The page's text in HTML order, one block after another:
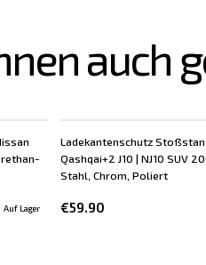
auch
Auf Lager
Ladekantenschutz
Qashqai+2 J10 | NJ10 SUV
Stahl, Chrom, Poliert
€59.90